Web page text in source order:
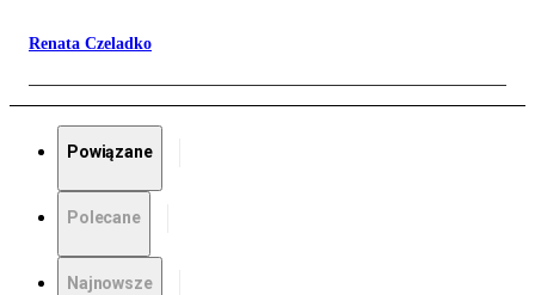
Renata Czeladko
Powiązane
Polecane
Najnowsze